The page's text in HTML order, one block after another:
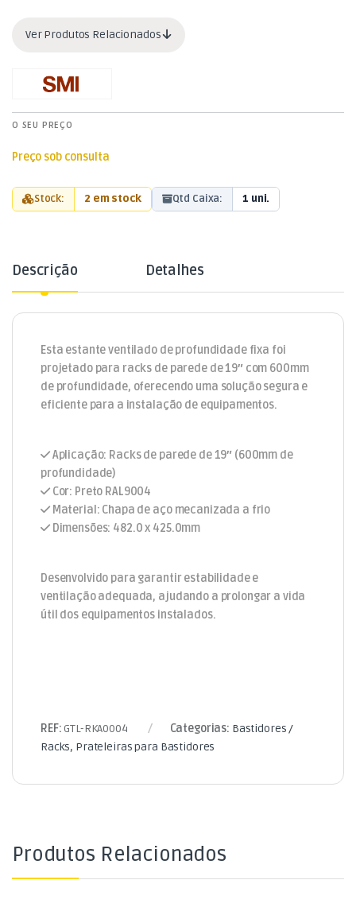
Ver Produtos Relacionados
O SEU PREÇO
Preço sob consulta
Stock: 2 em stock Qtd Caixa: 1 uni.
Descrição Detalhes
Esta estante ventilado de profundidade fixa foi
projetado para racks de parede de 19″ com 600mm
de profundidade, oferecendo uma solução segura e
eficiente para a instalação de equipamentos.
Aplicação: Racks de parede de 19″ (600mm de
profundidade)
Cor: Preto RAL9004
Material: Chapa de aço mecanizada a frio
Dimensões: 482.0 x 425.0mm
Desenvolvido para garantir estabilidade e
ventilação adequada, ajudando a prolongar a vida
útil dos equipamentos instalados.
REF:GTL-RKA0004 Categorias: Bastidores /
Racks, Prateleiras para Bastidores
Produtos Relacionados